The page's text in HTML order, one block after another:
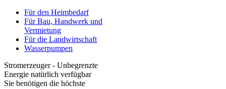
Für den Heimbedarf
Für Bau, Handwerk und
Vermietung
Für die Landwirtschaft
Wasserpumpen
Stromerzeuger - Unbegrenzte
Energie natürlich verfügbar
Sie benötigen die höchste